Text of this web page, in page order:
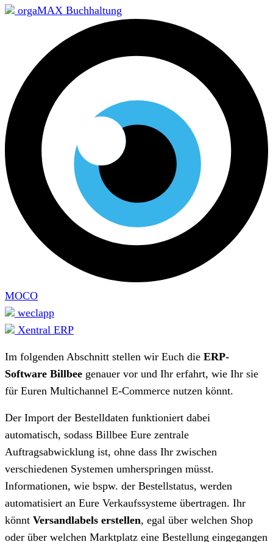
orgaMAX Buchhaltung
MOCO
weclapp
Xentral ERP
Im folgenden Abschnitt stellen wir Euch die ERP-
Software Billbee genauer vor und Ihr erfahrt, wie Ihr sie
für Euren Multichannel E-Commerce nutzen könnt.
Der Import der Bestelldaten funktioniert dabei
automatisch, sodass Billbee Eure zentrale
Auftragsabwicklung ist, ohne dass Ihr zwischen
verschiedenen Systemen umherspringen müsst.
Informationen, wie bspw. der Bestellstatus, werden
automatisiert an Eure Verkaufssysteme übertragen. Ihr
könnt Versandlabels erstellen, egal über welchen Shop
oder über welchen Marktplatz eine Bestellung eingegangen